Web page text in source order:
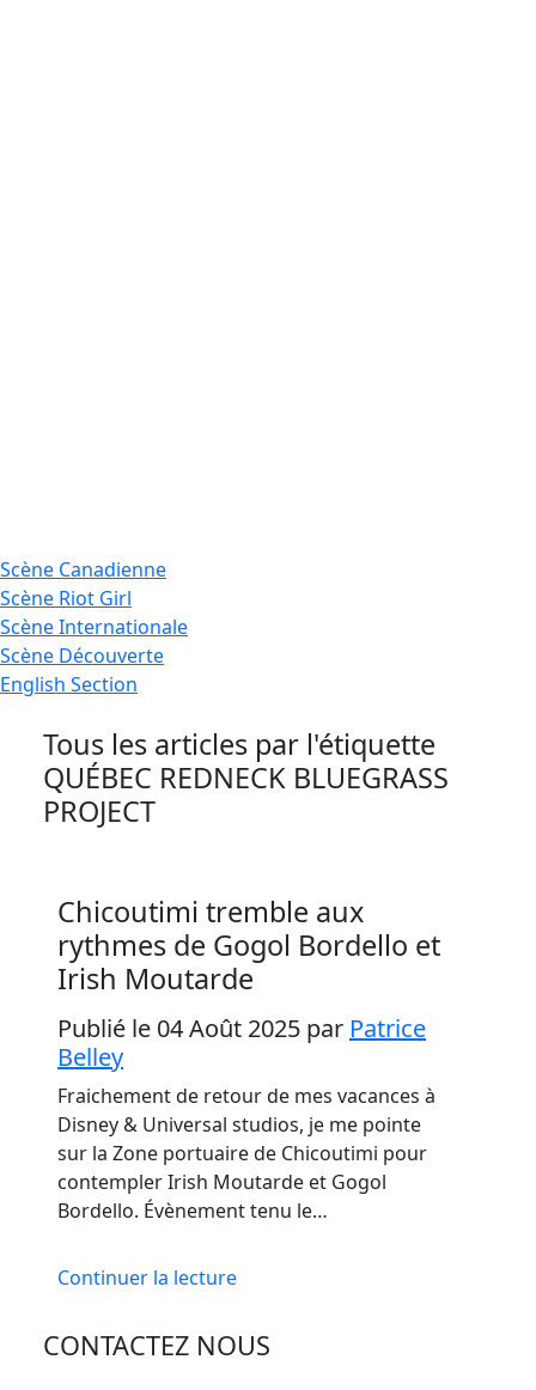
Scène Canadienne
Scène Riot Girl
ScèneInternationale
Scène Découverte
English Section
Tous les articles par l'étiquette
QUÉBEC REDNECK BLUEGRASS
PROJECT
Chicoutimi tremble aux
rythmes de Gogol Bordello et
Irish Moutarde
Publié le 04 Août 2025 par Patrice
Belley
Fraichement de retour de mes vacances à
Disney & Universal studios, je me pointe
sur la Zone portuaire de Chicoutimi pour
contempler Irish Moutarde et Gogol
Bordello. Évènement tenu le…
Continuer la lecture
CONTACTEZ NOUS